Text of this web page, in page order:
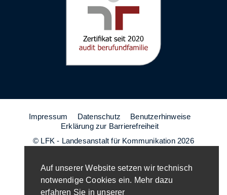
Auf unserer Website setzen wir technisch
notwendige Cookies ein. Mehr dazu
erfahren Sie in unserer
Impressum Datenschutz
Benutzerhinweise
Erklärung zur Barrierefreiheit
© LFK - Landesanstalt für Kommunikation 2026